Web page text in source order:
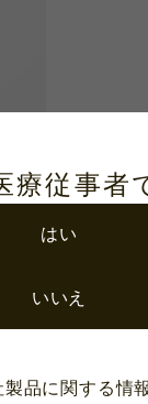
療従事者
はい
いいえ
品に関する情